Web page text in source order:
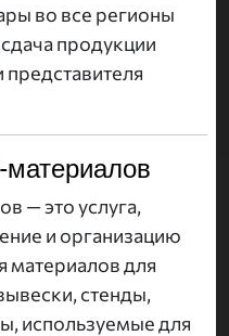
во все регионы
продукции
представителя
материалов
— это услуга,
и организацию
материалов для
стенды,
используемые для